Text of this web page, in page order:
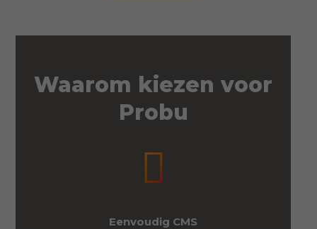
Waarom kiezen voor
Probu
Eenvoudig CMS